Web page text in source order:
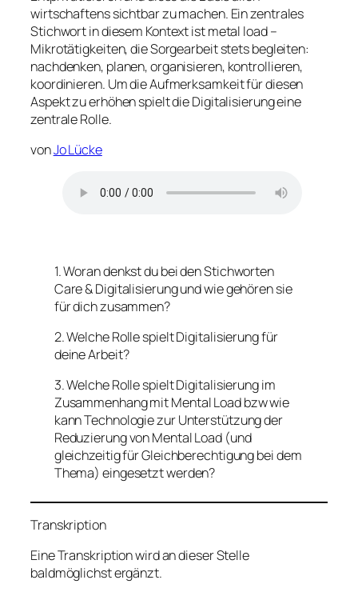
wirtschaftens sichtbar zu machen. Ein zentrales
Stichwort in diesem Kontext ist metal load –
Mikrotätigkeiten, die Sorgearbeit stets begleiten:
nachdenken, planen, organisieren, kontrollieren,
koordinieren. Um die Aufmerksamkeit für diesen
Aspekt zu erhöhen spielt die Digitalisierung eine
zentrale Rolle.
vonJo Lücke
1. Woran denkst du bei den Stichworten
Care & Digitalisierung und wie gehören sie
für dich zusammen?
2. Welche Rolle spielt Digitalisierung für
deine Arbeit?
3. Welche Rolle spielt Digitalisierung im
Zusammenhang mit Mental Load bzw wie
kann Technologie zur Unterstützung der
Reduzierung von Mental Load (und
gleichzeitig für Gleichberechtigung bei dem
Thema) eingesetzt werden?
Transkription
Eine Transkription wird an dieser Stelle
baldmöglichst ergänzt.